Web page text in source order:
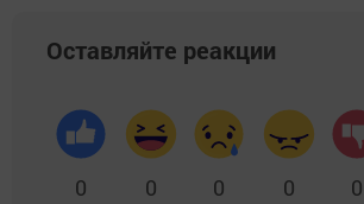
Оставляйте реакции
0 0 0 0 0